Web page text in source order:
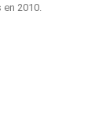
2010.